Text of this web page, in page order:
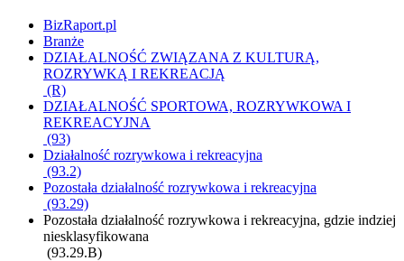
BizRaport.pl
Branże
DZIAŁALNOŚĆ ZWIĄZANA Z KULTURĄ,
ROZRYWKĄ I REKREACJĄ
(R)
DZIAŁALNOŚĆ SPORTOWA, ROZRYWKOWA I
REKREACYJNA
(93)
Działalność rozrywkowa i rekreacyjna
(93.2)
Pozostała działalność rozrywkowa i rekreacyjna
(93.29)
Pozostała działalność rozrywkowa i rekreacyjna, gdzie indziej
niesklasyfikowana
(93.29.B)